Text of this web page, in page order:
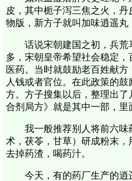
皮，其中栀子泻三焦之火，
物版，新方子就叫加味逍遥丸
话说宋朝建国之初，兵荒
多，宋朝皇帝希望社会稳定
医药。当时就鼓励老百姓献
人钱或者官位。在此政策的
方。方子搜集以后，整理出
合剂局方》就是其中一部，里
我一般推荐别人将前六味
术，茯苓，甘草）研成粉末
去掉药渣，喝药汁。
今天，有的药厂生产的